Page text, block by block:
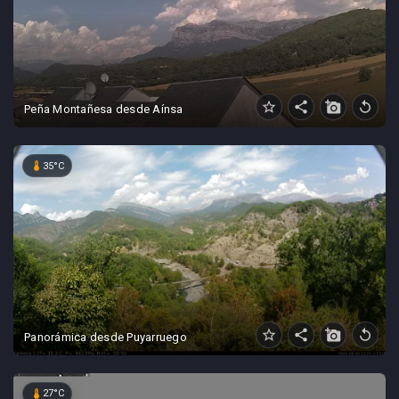
star_border share add_a_photo replay
Peña Montañesa desde Aínsa
star_border share add_a_photo replay
device_thermostat 35°C
Panorámica desde Puyarruego
device_thermostat 27°C